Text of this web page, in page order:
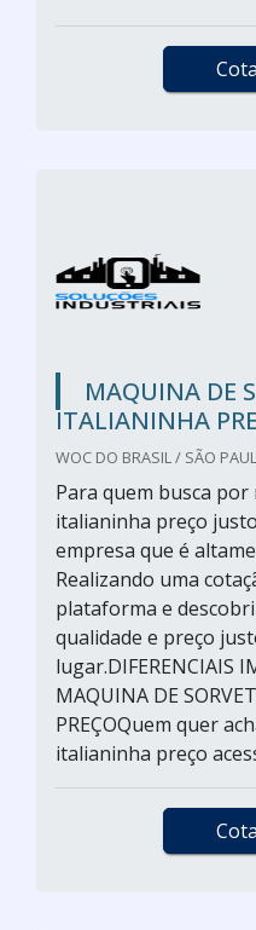
MAQUINA DE
ITALIANINHA
WOC DO BRASIL / SÃO
Para quem busca
italianinha preço
empresa que é
Realizando uma
plataforma e
qualidade e preço
lugar.DIFERENCIAIS
MAQUINA DE
PREÇOQuem quer
italianinha preço